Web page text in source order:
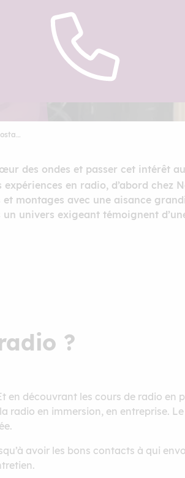
des ondes et passer cet intérêt
expériences en radio, d’abord chez
montages avec une aisance
univers exigeant témoignent
?
en découvrant les cours de radio en
radio en immersion, en entreprise.
avoir les bons contacts à qui